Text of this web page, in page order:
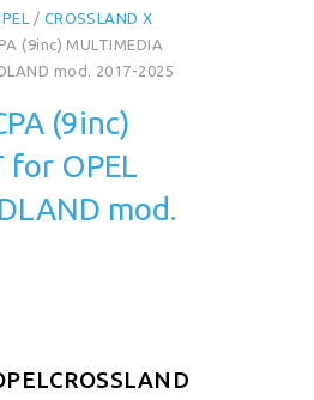
/ CROSSLAND X
(9inc) MULTIMEDIA
mod. 2017-2025
(9inc)
for OPEL
mod.